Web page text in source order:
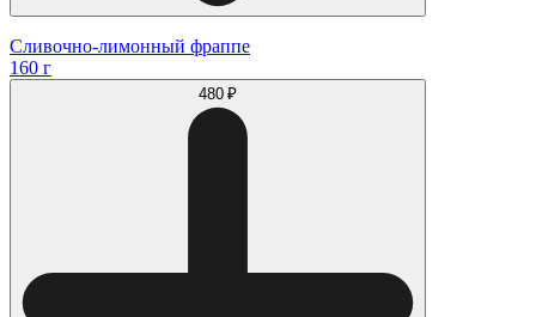
Сливочно-лимонный фраппе
160 г
480 ₽